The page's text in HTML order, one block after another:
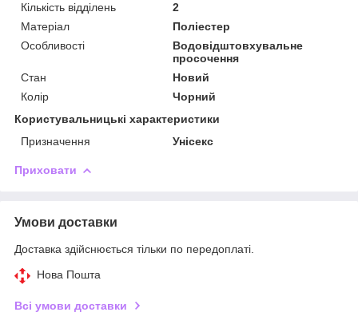
Кількість відділень
2
Матеріал
Поліестер
Особливості
Водовідштовхувальне
просочення
Стан
Новий
Колір
Чорний
Користувальницькі характеристики
Призначення
Унісекс
Приховати
Умови доставки
Доставка здійснюється тільки по передоплаті.
Нова Пошта
Всі умови доставки